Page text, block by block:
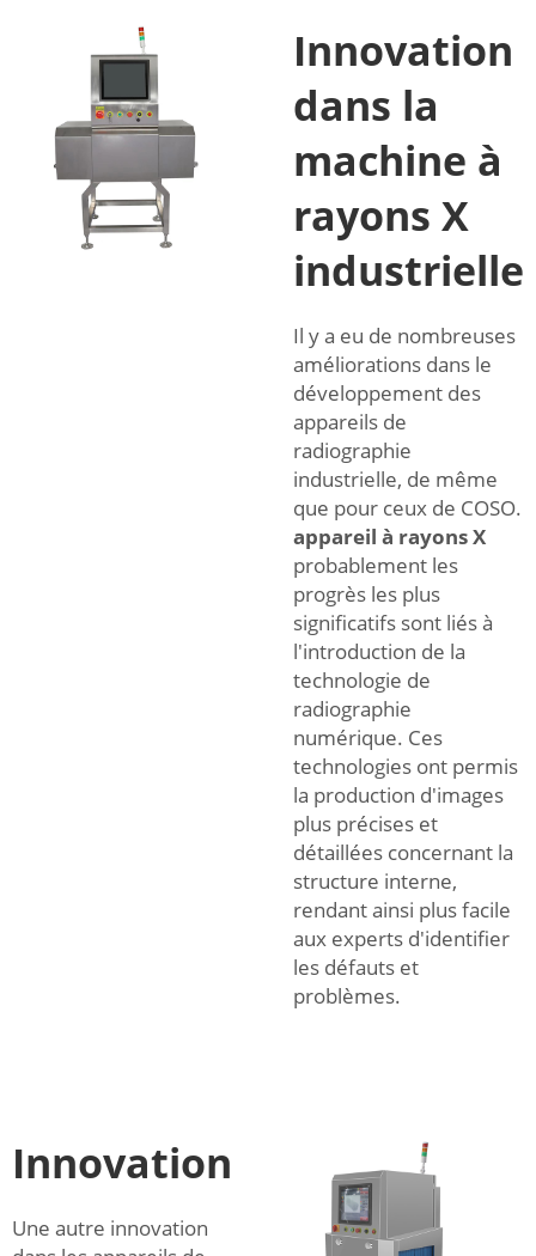
Innovation
dans la
machine à
rayons X
industrielle
Il y a eu de nombreuses
améliorations dans le
développement des
appareils de
radiographie
industrielle, de même
que pour ceux de COSO.
appareil à rayons X
probablement les
progrès les plus
significatifs sont liés à
l'introduction de la
technologie de
radiographie
numérique. Ces
technologies ont permis
la production d'images
plus précises et
détaillées concernant la
structure interne,
rendant ainsi plus facile
aux experts d'identifier
les défauts et
problèmes.
Innovation
Une autre innovation